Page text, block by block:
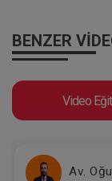
BENZER
Video
Av.